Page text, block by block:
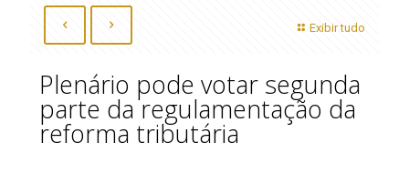
Exibir tudo
Plenário pode votar segunda
parte da regulamentação da
reforma tributária